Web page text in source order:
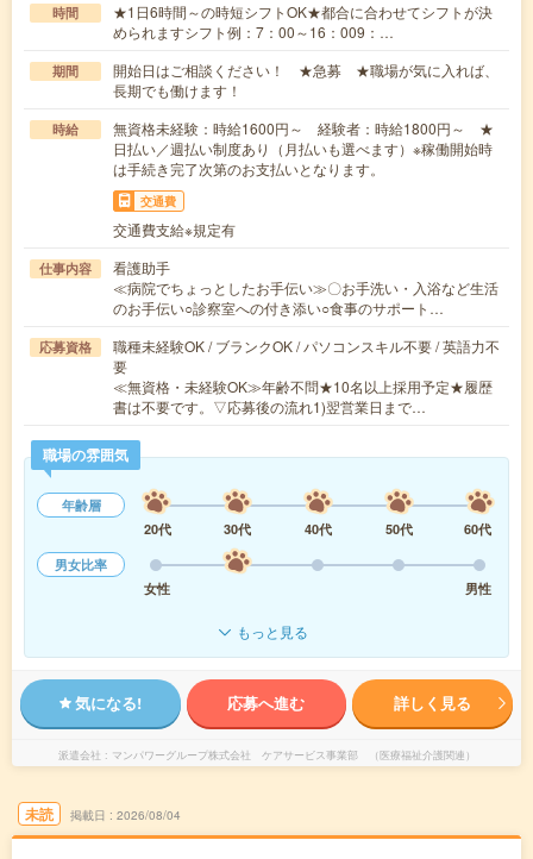
時間
★1日6時間～の時短シフトOK★都合に合わせてシフトが決
められますシフト例：7：00～16：009：…
期間
開始日はご相談ください！ ★急募 ★職場が気に入れば、
長期でも働けます！
時給
無資格未経験：時給1600円～ 経験者：時給1800円～ ★
日払い／週払い制度あり（月払いも選べます）※稼働開始時
は手続き完了次第のお支払いとなります。
交通費
交通費支給※規定有
仕事内容
看護助手
≪病院でちょっとしたお手伝い≫〇お手洗い・入浴など生活
のお手伝い○診察室への付き添い○食事のサポート…
応募資格
職種未経験OK / ブランクOK / パソコンスキル不要 / 英語力不
要
≪無資格・未経験OK≫年齢不問★10名以上採用予定★履歴
書は不要です。▽応募後の流れ1)翌営業日まで…
職場の雰囲気
年齢層
20代
30代 40代 50代
60代
男女比率
女性
男性
もっと見る
気になる! 応募へ進む 詳しく見る
派遣会社 マンパワーグループ株式会社 ケアサービス事業部 （医療福祉介護関連）
未読 掲載日 2026/08/04